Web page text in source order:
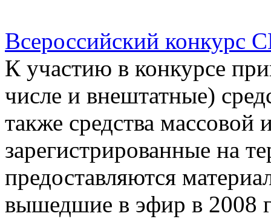
Всероссийский конкурс
К участию в конкурсе
числе и внештатные)
также средства
зарегистрированные на
предоставляются
вышедшие в эфир в 2008